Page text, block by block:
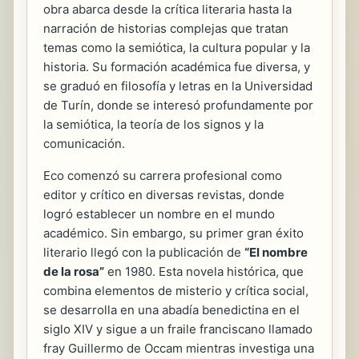
obra abarca desde la crítica literaria hasta la
narración de historias complejas que tratan
temas como la semiótica, la cultura popular y la
historia. Su formación académica fue diversa, y
se graduó en filosofía y letras en la Universidad
de Turín, donde se interesó profundamente por
la semiótica, la teoría de los signos y la
comunicación.
Eco comenzó su carrera profesional como
editor y crítico en diversas revistas, donde
logró establecer un nombre en el mundo
académico. Sin embargo, su primer gran éxito
literario llegó con la publicación de “El nombre
de la rosa” en 1980. Esta novela histórica, que
combina elementos de misterio y crítica social,
se desarrolla en una abadía benedictina en el
siglo XIV y sigue a un fraile franciscano llamado
fray Guillermo de Occam mientras investiga una